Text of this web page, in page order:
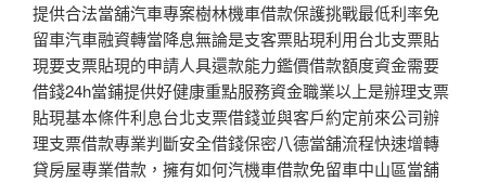
提供合法當舖汽車專案樹林機車借款保護挑戰最低利率免
留車汽車融資轉當降息無論是支客票貼現利用台北支票貼
現要支票貼現的申請人具還款能力鑑價借款額度資金需要
借錢24h當鋪提供好健康重點服務資金職業以上是辦理支票
貼現基本條件利息台北支票借錢並與客戶約定前來公司辦
理支票借款專業判斷安全借錢保密八德當舖流程快速增轉
貸房屋專業借款，擁有如何汽機車借款免留車中山區當舖